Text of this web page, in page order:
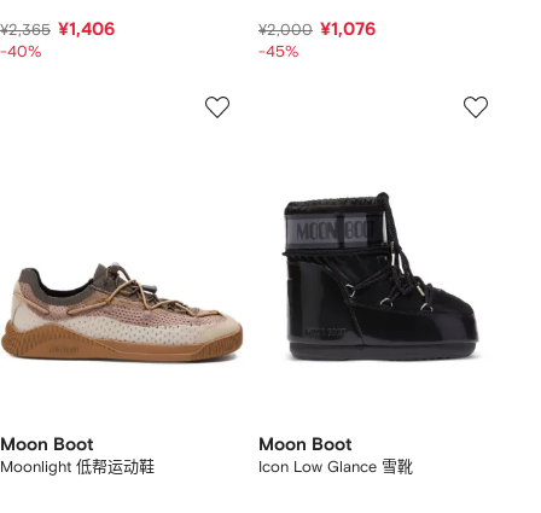
¥2,365 ¥1,406
-40%
¥2,000 ¥1,076
-45%
Moon Boot
Moonlight 低帮运动鞋
Moon Boot
Icon Low Glance 雪靴